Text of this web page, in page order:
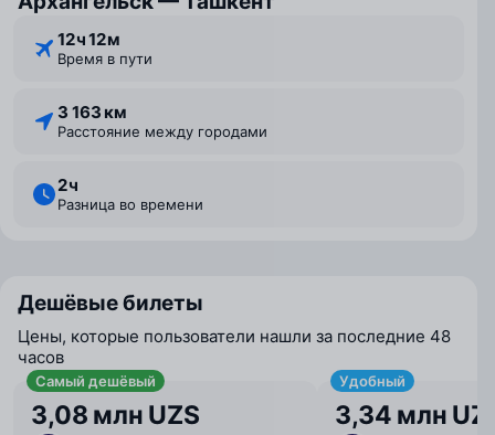
12 ⁠ч 12 ⁠м
Время в пути
3 163 км
Расстояние между городами
2 ⁠ч
Разница во времени
Дешёвые билеты
Цены, которые пользователи нашли за последние 48
часов
Самый дешёвый
3,08 млн UZS
Удобный
3,34 млн